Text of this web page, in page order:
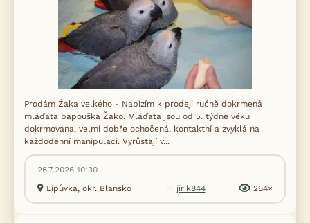
Prodám Žaka velkého - Nabízím k prodeji ručně dokrmená
mláďata papouška Žako. Mláďata jsou od 5. týdne věku
dokrmována, velmi dobře ochočená, kontaktní a zvyklá na
každodenní manipulaci. Vyrůstají v...
26.7.2026 10:30
Lipůvka, okr. Blansko
jirik844 264×